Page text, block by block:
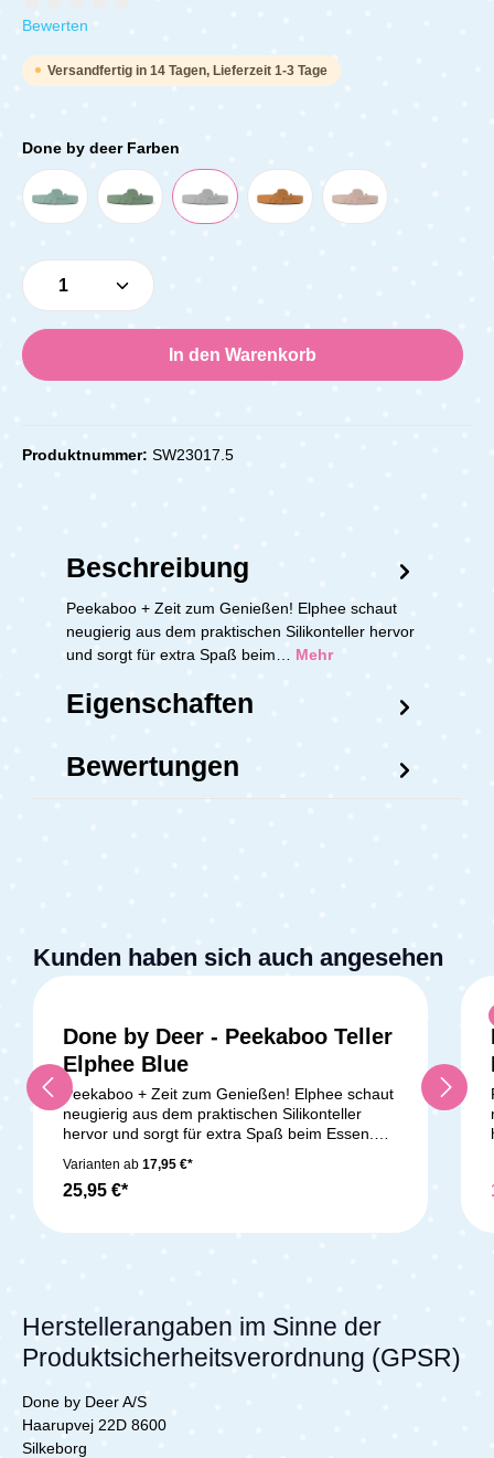
Durchschnittliche Bewertung von 0 von 5 Sternen
Bewerten
Versandfertig in 14 Tagen, Lieferzeit 1-3 Tage
Done by deer Farben
Produkt Anzahl: Gib den gewünschten
In den Warenkorb
Produktnummer: SW23017.5
Beschreibung
Peekaboo + Zeit zum Genießen! Elphee schaut
neugierig aus dem praktischen Silikonteller hervor
und sorgt für extra Spaß beim… Mehr
Eigenschaften
Bewertungen
Kunden haben sich auch angesehen
Done by Deer - Peekaboo Teller
Elphee Blue
Peekaboo + Zeit zum Genießen! Elphee schaut
neugierig aus dem praktischen Silikonteller
hervor und sorgt für extra Spaß beim Essen.
den kleinen Essern, das Essen auf den Löffel
zu schieben. Der entzückende Teller besteht
rutschfest und für Mikrowelle, Ofen, Tiefkühler
mal einen Bissen… Der praktische senffarbene
Teller passt perfekt zur restlichen Peekaboo-
Geschirrkollektion und wird in einer
geliefert.Lieferumfang:Silikon Peekaboo Teller
Elphee
Varianten ab 17,95 €*
25,95 €*
Herstellerangaben im Sinne der
Produktsicherheitsverordnung (GPSR)
Done by Deer A/S
Haarupvej 22D 8600
Silkeborg